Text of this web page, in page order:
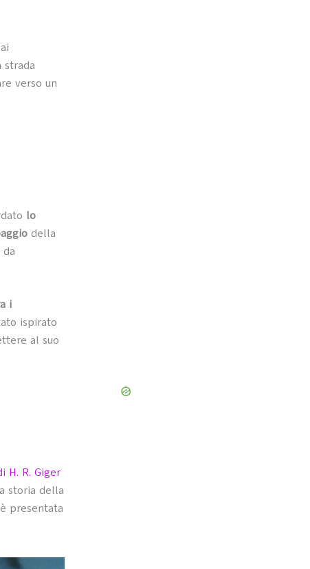
strada
verso un
lo
della
i
ispirato
al suo
H. R. Giger
storia della
presentata